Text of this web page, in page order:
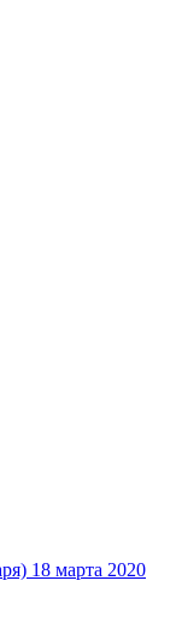
18 марта 2020